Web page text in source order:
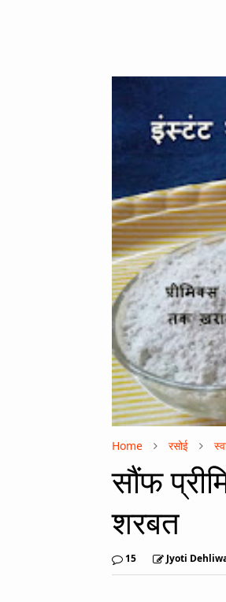
Home रसोई
सौंफ
शरबत
15 Jyoti